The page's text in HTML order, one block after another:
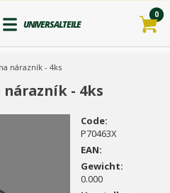
UNIVERSALTEILE
0
nárazník - 4ks
- 4ks
Code:
P70463X
EAN:
Gewicht:
0.000